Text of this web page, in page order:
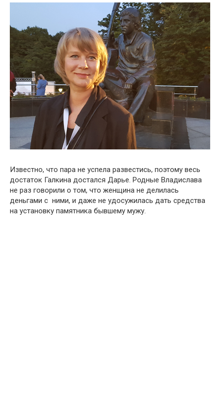
Известно, что пара не успела развестись, поэтому весь
достаток Галкина достался Дарье. Родные Владислава
не раз говорили о том, что женщина не делилась
деньгами с ними, и даже не удосужилась дать средства
на установку памятника бывшему мужу.